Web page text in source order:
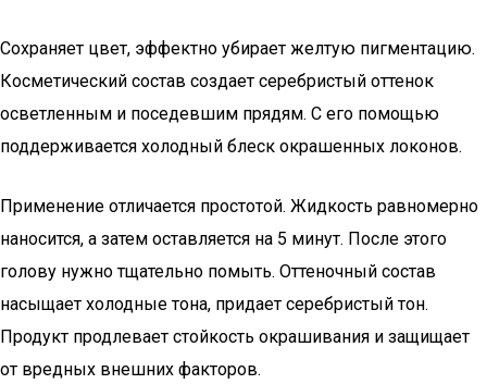
Сохраняет цвет, эффектно убирает желтую пигментацию.
Косметический состав создает серебристый оттенок
осветленным и поседевшим прядям. С его помощью
поддерживается холодный блеск окрашенных локонов.
Применение отличается простотой. Жидкость равномерно
наносится, а затем оставляется на 5 минут. После этого
голову нужно тщательно помыть. Оттеночный состав
насыщает холодные тона, придает серебристый тон.
Продукт продлевает стойкость окрашивания и защищает
от вредных внешних факторов.